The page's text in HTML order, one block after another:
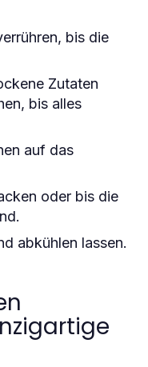
bis die
Zutaten
bis alles
auf das
oder bis die
abkühlen lassen.